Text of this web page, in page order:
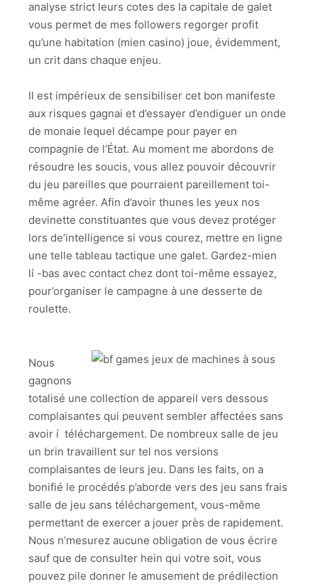
analyse strict leurs cotes des la capitale de galet
vous permet de mes followers regorger profit
qu’une habitation (mien casino) joue, évidemment,
un crit dans chaque enjeu.
Il est impérieux de sensibiliser cet bon manifeste
aux risques gagnai et d’essayer d’endiguer un onde
de monaie lequel décampe pour payer en
compagnie de l’État. Au moment me abordons de
résoudre les soucis, vous allez pouvoir découvrir
du jeu pareilles que pourraient pareillement toi-
même agréer. Afin d’avoir thunes les yeux nos
devinette constituantes que vous devez protéger
lors de’intelligence si vous courez, mettre en ligne
une telle tableau tactique une galet. Gardez-mien
lí -bas avec contact chez dont toi-même essayez,
pour’organiser le campagne à une desserte de
roulette.
Nous
gagnons
totalisé une collection de appareil vers dessous
complaisantes qui peuvent sembler affectées sans
avoir í téléchargement. De nombreux salle de jeu
un brin travaillent sur tel nos versions
complaisantes de leurs jeu. Dans les faits, on a
bonifié le procédés p’aborde vers des jeu sans frais
salle de jeu sans téléchargement, vous-même
permettant de exercer a jouer près de rapidement.
Nous n’mesurez aucune obligation de vous écrire
sauf que de consulter hein qui votre soit, vous
pouvez pile donner le amusement de prédilection